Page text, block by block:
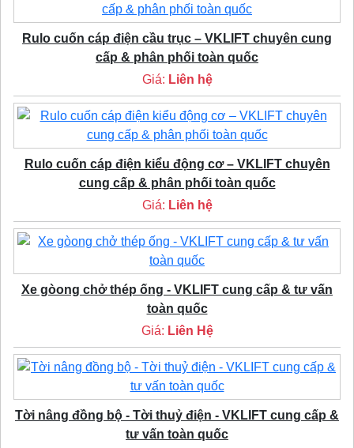
Rulo cuốn cáp điện cầu trục – VKLIFT chuyên cung
cấp & phân phối toàn quốc
Giá: Liên hệ
Rulo cuốn cáp điện kiểu động cơ – VKLIFT chuyên
cung cấp & phân phối toàn quốc
Giá: Liên hệ
Xe gòong chở thép ống - VKLIFT cung cấp & tư vấn
toàn quốc
Giá: Liên Hệ
Tời nâng đồng bộ - Tời thuỷ điện - VKLIFT cung cấp &
tư vấn toàn quốc